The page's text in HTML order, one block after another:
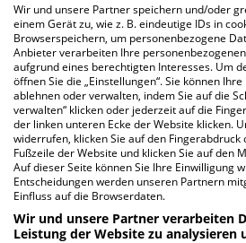
FAQ
Hier ﬁnden Sie häuﬁg gestellte
Wie lautet die Adresse von
AugenZentrum Eidelstdt?
Eidelstedter Platz 6 b
22523 Hamburg
Wir und unsere Partner speichern und/oder
einem Gerät zu, wie z. B. eindeutige IDs in
Browserspeichern, um personenbezogene
Anbieter verarbeiten Ihre
aufgrund eines berechtigten Interesses. Um
öffnen Sie die „Einstellungen“. Sie können
ablehnen oder verwalten, indem Sie auf die
verwalten“ klicken oder jederzeit auf die
der linken unteren Ecke der Website klicken.
widerrufen, klicken Sie auf den Fingerabdruck
Fußzeile der Website und klicken Sie auf den
Auf dieser Seite können Sie Ihre Einwilligung
Entscheidungen werden unseren Partnern
Einfluss auf die Browserdaten.
Wir und unsere Partner verarbeiten
Leistung der Website zu analysieren